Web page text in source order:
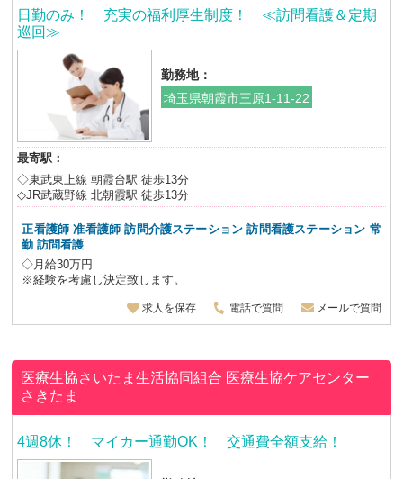
日勤のみ！ 充実の福利厚生制度！ ≪訪問看護＆定期
巡回≫
勤務地：
埼玉県朝霞市三原1-11-22
最寄駅：
◇東武東上線 朝霞台駅 徒歩13分
◇JR武蔵野線 北朝霞駅 徒歩13分
正看護師 准看護師 訪問介護ステーション 訪問看護ステーション 常
勤 訪問看護
◇月給30万円
※経験を考慮し決定致します。
求人を保存 電話で質問 メールで質問
医療生協さいたま生活協同組合 医療生協ケアセンター
さきたま
4週8休！ マイカー通勤OK！ 交通費全額支給！